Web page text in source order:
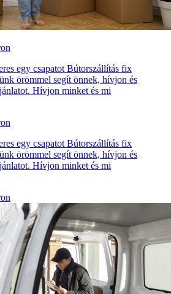
egy csapatot Bútorszállítás fix
örömmel segít önnek, hívjon és
Hívjon minket és mi
egy csapatot Bútorszállítás fix
örömmel segít önnek, hívjon és
Hívjon minket és mi